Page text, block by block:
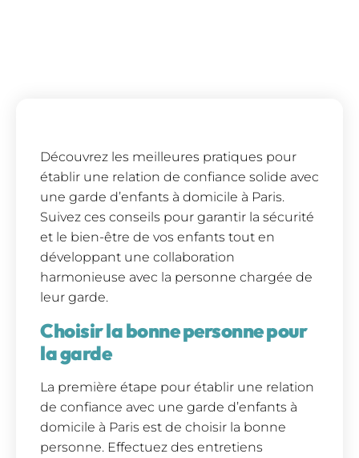
Découvrez les meilleures pratiques pour
établir une relation de confiance solide avec
une garde d’enfants à domicile à Paris.
Suivez ces conseils pour garantir la sécurité
et le bien-être de vos enfants tout en
développant une collaboration
harmonieuse avec la personne chargée de
leur garde.
Choisir la bonne personne pour
la garde
La première étape pour établir une relation
de confiance avec une garde d’enfants à
domicile à Paris est de choisir la bonne
personne. Effectuez des entretiens